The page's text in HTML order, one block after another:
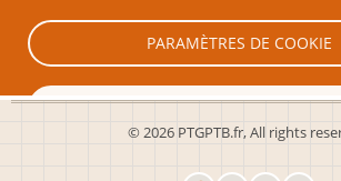
PARAMÈTRES DE COOKIE
TOUT REFUSER
TOUT ACCEPTER
Pagination Page
précédente
‹ Précédent 2
Page
Suivant
© 2026 PTGPTB.fr, All rights